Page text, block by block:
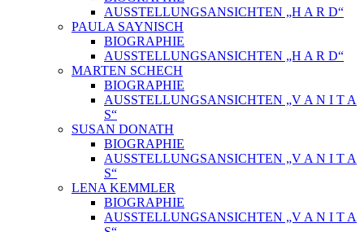
AUSSTELLUNGSANSICHTEN „H A R D“
PAULA SAYNISCH
BIOGRAPHIE
AUSSTELLUNGSANSICHTEN „H A R D“
MARTEN SCHECH
BIOGRAPHIE
AUSSTELLUNGSANSICHTEN „V A N I T A
S“
SUSAN DONATH
BIOGRAPHIE
AUSSTELLUNGSANSICHTEN „V A N I T A
S“
LENA KEMMLER
BIOGRAPHIE
AUSSTELLUNGSANSICHTEN „V A N I T A